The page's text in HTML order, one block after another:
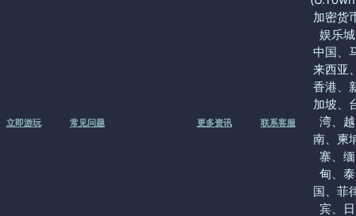
立即游玩 常见问题 更多资讯 联系客服
加密货
娱乐城
中国、
来西亚
香港、
加坡、
湾、越
南、柬
寨、缅
甸、泰
国、菲
宾、日